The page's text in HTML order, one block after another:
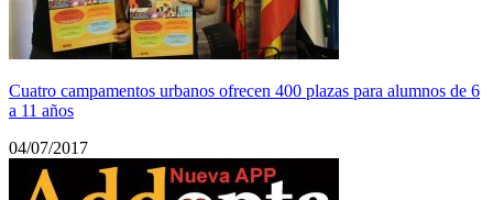
Cuatro campamentos urbanos ofrecen 400 plazas para alumnos de 6
a 11 años
04/07/2017